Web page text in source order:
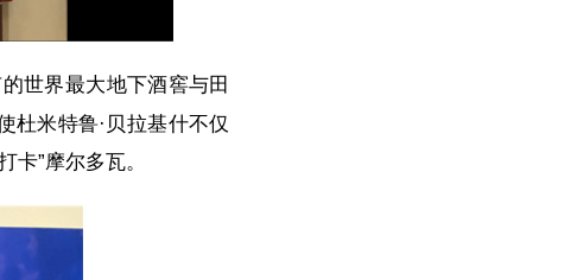
世界最大地下酒窖与田
杜米特鲁·贝拉基什不仅
卡”摩尔多瓦。